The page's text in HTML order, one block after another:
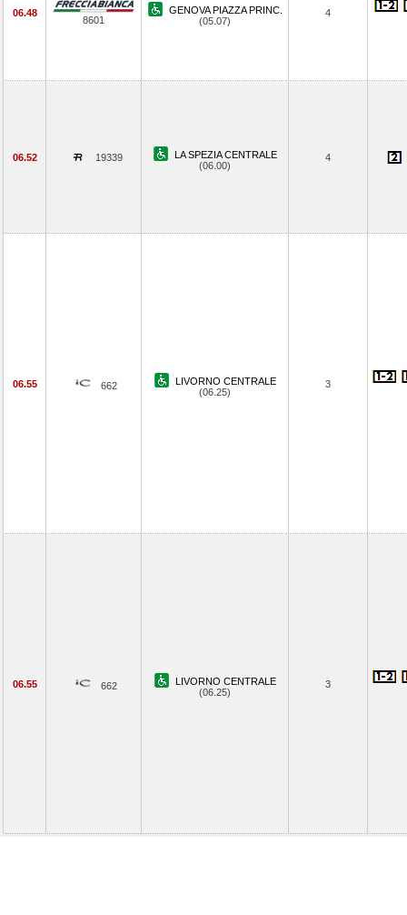
06.48
8601
GENOVA PIAZZA PRINC.
(05.07)
4
06.52 19339
LA SPEZIA CENTRALE
(06.00)
4
06.55 662
LIVORNO CENTRALE
(06.25)
3
06.55 662
LIVORNO CENTRALE
(06.25)
3